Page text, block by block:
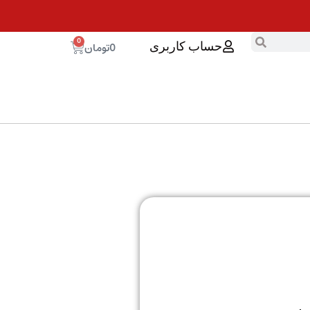
حساب کاربری 0تومان 0